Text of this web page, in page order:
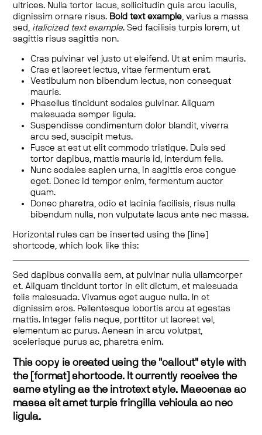
ultrices. Nulla tortor lacus, sollicitudin quis arcu iaculis,
dignissim ornare risus. Bold text example, varius a massa
sed, italicized text example. Sed facilisis turpis lorem, ut
sagittis risus sagittis non.
Cras pulvinar vel justo ut eleifend. Ut at enim mauris.
Cras et laoreet lectus, vitae fermentum erat.
Vestibulum non bibendum lectus, non consequat
mauris.
Phasellus tincidunt sodales pulvinar. Aliquam
malesuada semper ligula.
Suspendisse condimentum dolor blandit, viverra
arcu sed, suscipit metus.
Fusce at est ut elit commodo tristique. Duis sed
tortor dapibus, mattis mauris id, interdum felis.
Nunc sodales sapien urna, in sagittis eros congue
eget. Donec id tempor enim, fermentum auctor
quam.
Donec pharetra, odio et lacinia facilisis, risus nulla
bibendum nulla, non vulputate lacus ante nec massa.
Horizontal rules can be inserted using the [line]
shortcode, which look like this:
Sed dapibus convallis sem, at pulvinar nulla ullamcorper
et. Aliquam tincidunt tortor in elit dictum, et malesuada
felis malesuada. Vivamus eget augue nulla. In et
dignissim eros. Pellentesque lobortis arcu at egestas
mattis. Integer felis neque, porttitor ut laoreet vel,
elementum ac purus. Aenean in arcu volutpat,
scelerisque purus ac, pharetra enim.
This copy is created using the "callout" style with
the [format] shortcode. It currently receives the
same styling as the introtext style. Maecenas ac
massa sit amet turpis fringilla vehicula ac nec
ligula.